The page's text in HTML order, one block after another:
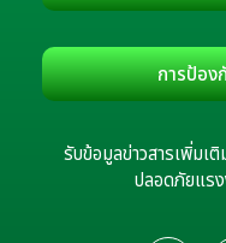
การป้อง
รับข้อมูลข่าวสารเพิ่มเ
ปลอดภัยแรง